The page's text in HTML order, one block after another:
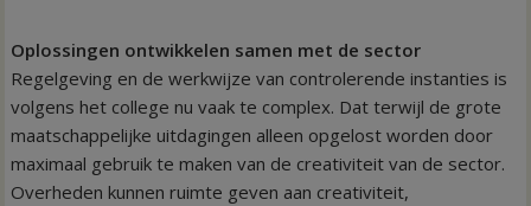
Oplossingen ontwikkelen samen met de sector
Regelgeving en de werkwijze van controlerende instanties is
volgens het college nu vaak te complex. Dat terwijl de grote
maatschappelijke uitdagingen alleen opgelost worden door
maximaal gebruik te maken van de creativiteit van de sector.
Overheden kunnen ruimte geven aan creativiteit,